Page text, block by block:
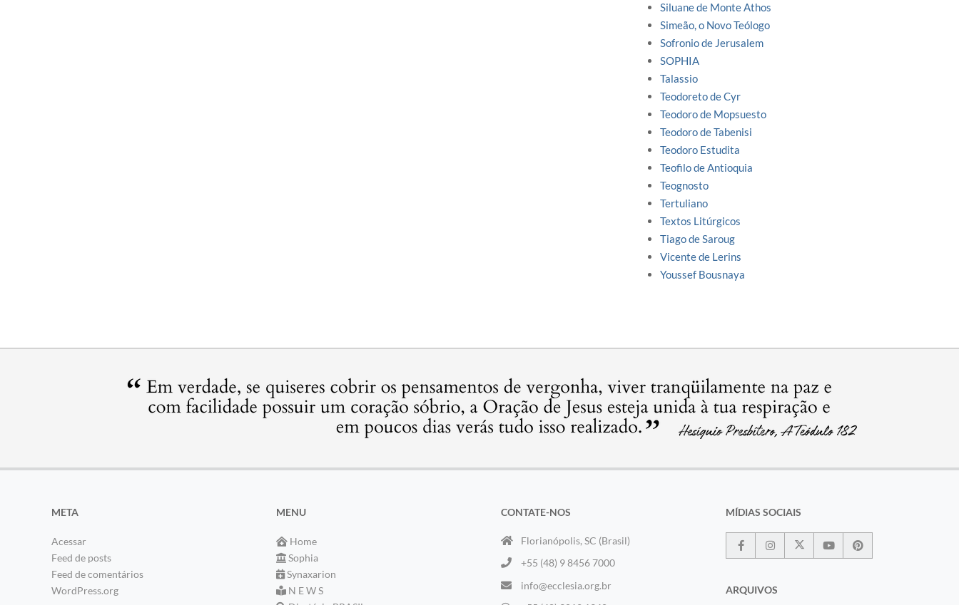
Siluane de Monte Athos
Simeão, o Novo Teólogo
Sofronio de Jerusalem
SOPHIA
Talassio
Teodoreto de Cyr
Teodoro de Mopsuesto
Teodoro de Tabenisi
Teodoro Estudita
Teofilo de Antioquia
Teognosto
Tertuliano
Textos Litúrgicos
Tiago de Saroug
Vicente de Lerins
Youssef Bousnaya
META
Acessar
Feed de posts
Feed de comentários
WordPress.org
MENU
Home
Sophia
Synaxarion
N E W S
CONTATE-NOS
Florianópolis, SC (Brasil)
+55 (48) 9 8456 7000
info@ecclesia.org.br
MÍDIAS SOCIAIS
ARQUIVOS